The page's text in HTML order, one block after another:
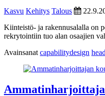
Kasvu Kehitys Talous
Kiinteistö- ja rakennusalalla on
rekrytointiin tuo alan osaajien
Avainsanat capabilitydesign